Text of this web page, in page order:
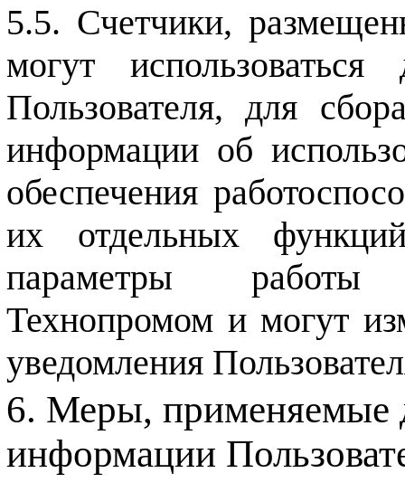
Счетчики,
могут
Пользователя, для
информации об
обеспечения
их отдельных
параметры работы
Технопромом и могут
уведомления
Меры, применяемые
информации